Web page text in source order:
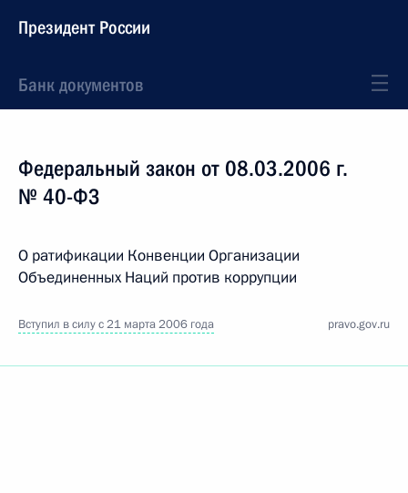
Президент России
Банк документов
Федеральный закон от 08.03.2006 г.
№ 40-ФЗ
О ратификации Конвенции Организации
Объединенных Наций против коррупции
Вступил в силу с 21 марта 2006 года pravo.gov.ru